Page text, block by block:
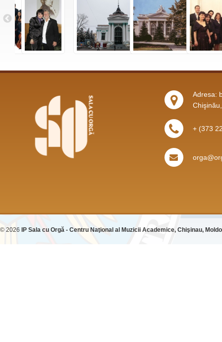
Adresa:
+ (373
© 2026 IP Sala cu Orgă - Centru Naţional al Muzicii Academice, Chişinau,